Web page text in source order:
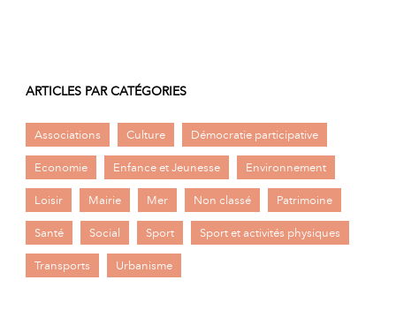
ARTICLES PAR CATÉGORIES
Associations Culture Démocratie participative
Economie Enfance et Jeunesse Environnement
Loisir Mairie Mer Non classé Patrimoine
Santé Social Sport Sport et activités physiques
Transports Urbanisme